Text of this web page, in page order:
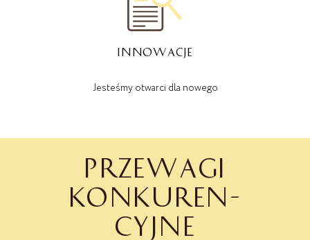
INNOWACJE
Jesteśmy otwarci dla nowego
PRZEWAGI
KONKUREN-
CYJNE